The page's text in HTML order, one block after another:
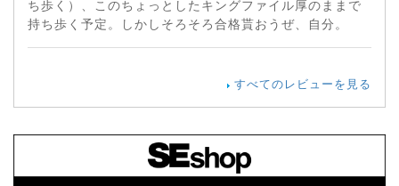
ち歩く）、このちょっとしたキングファイル厚のままで
持ち歩く予定。しかしそろそろ合格貰おうぜ、自分。
すべてのレビューを見る